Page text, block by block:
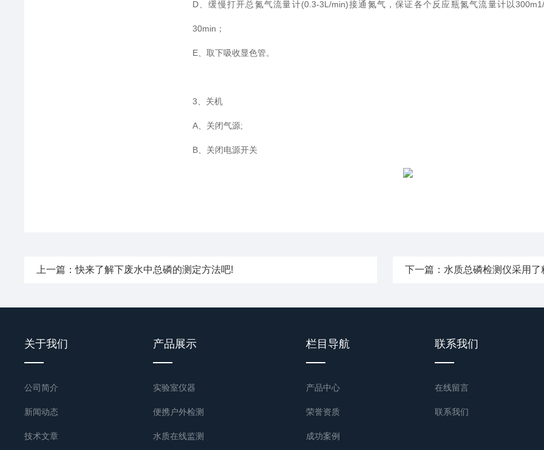
D、缓慢打开总氮气流量计(0.3-3L/min)接通氮气，保证各个反应瓶氮气流量计以
30min；
E、取下吸收显色管。
3、关机
A、关闭气源;
B、关闭电源开关
上一篇：快来了解下废水中总磷的测定方法吧! 下一篇： 水质总磷检测仪采用
关于我们
公司简介
新闻动态
技术文章
产品展示
实验室仪器
便携户外检测
水质在线监测
栏目导航
产品中心
荣誉资质
成功案例
联系我们
在线留言
联系我们